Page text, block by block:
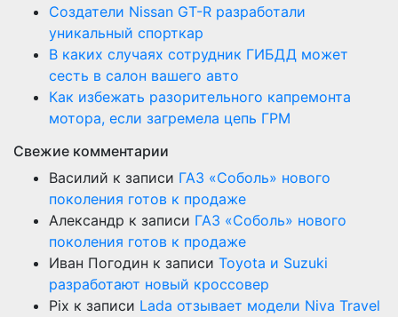
Создатели Nissan GT-R разработали
уникальный спорткар
В каких случаях сотрудник ГИБДД может
сесть в салон вашего авто
Как избежать разорительного капремонта
мотора, если загремела цепь ГРМ
Свежие комментарии
Василий к записи ГАЗ «Соболь» нового
поколения готов к продаже
Александр к записи ГАЗ «Соболь» нового
поколения готов к продаже
Иван Погодин к записи Toyota и Suzuki
разработают новый кроссовер
Pix к записи Lada отзывает модели Niva Travel